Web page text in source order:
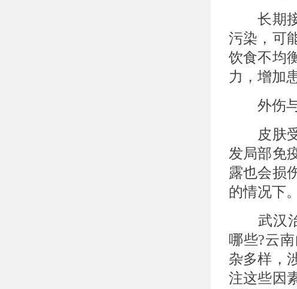
长期接
污染，可
饮食不均
力，增加
外伤与
皮肤受
发局部免
露也会损
的情况下。
武汉治
哪些?云
杂多样，
注这些因